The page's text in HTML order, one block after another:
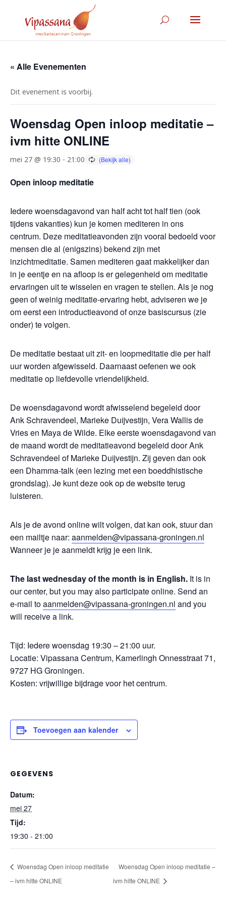
« Alle Evenementen
Dit evenement is voorbij.
Woensdag Open inloop meditatie –
ivm hitte ONLINE
mei 27 @ 19:30 - 21:00
Open inloop meditatie
Iedere woensdagavond van half acht tot half tien (ook
tijdens vakanties) kun je komen mediteren in ons
centrum. Deze meditatieavonden zijn vooral bedoeld voor
mensen die al (enigszins) bekend zijn met
inzichtmeditatie. Samen mediteren gaat makkelijker dan
in je eentje en na afloop is er gelegenheid om meditatie
ervaringen uit te wisselen en vragen te stellen. Als je nog
geen of weinig meditatie-ervaring hebt, adviseren we je
om eerst een introductieavond of onze basiscursus (zie
onder) te volgen.
De meditatie bestaat uit zit- en loopmeditatie die per half
uur worden afgewisseld. Daarnaast oefenen we ook
meditatie op liefdevolle vriendelijkheid.
De woensdagavond wordt afwisselend begeleid door
Ank Schravendeel, Marieke Duijvestijn, Vera Wallis de
Vries en Maya de Wilde. Elke eerste woensdagavond van
de maand wordt de meditatieavond begeleid door Ank
Schravendeel of Marieke Duijvestijn. Zij geven dan ook
een Dhamma-talk (een lezing met een boeddhistische
grondslag). Je kunt deze ook op de website terug
luisteren.
Als je de avond online wilt volgen, dat kan ook, stuur dan
een mailtje naar: aanmelden@vipassana-groningen.nl
Wanneer je je aanmeldt krijg je een link.
The last wednesday of the month is in English. It is in
our center, but you may also participate online. Send an
e-mail toaanmelden@vipassana-groningen.nl and you
will receive a link.
Tijd: Iedere woensdag 19:30 – 21:00 uur.
Locatie: Vipassana Centrum, Kamerlingh Onnesstraat 71,
9727 HG Groningen.
Kosten: vrijwillige bijdrage voor het centrum.
Toevoegen aan kalender
GEGEVENS
Datum:
mei 27
Tijd:
19:30 - 21:00
Woensdag Open inloop meditatie
– ivm hitte ONLINE
Woensdag Open inloop meditatie –
ivm hitte ONLINE